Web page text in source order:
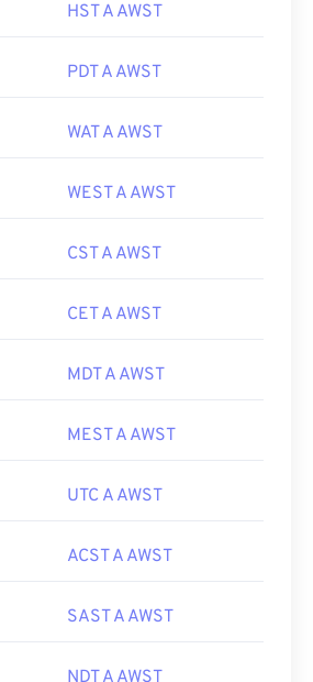
HST A AWST
PDT A AWST
WAT A AWST
WEST A AWST
CST A AWST
CET A AWST
MDT A AWST
MEST A AWST
UTC A AWST
ACST A AWST
SAST A AWST
NDT A AWST